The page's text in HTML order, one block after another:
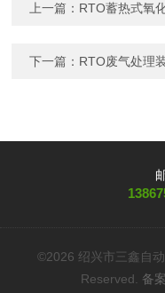
上一篇： RTO蓄热式氧
下一篇： RTO废气处理
©2026 绍兴市三鑫自
Reserved. 备